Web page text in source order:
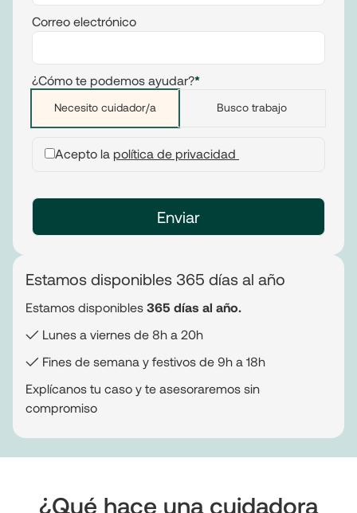
Correo electrónico
¿Cómo te podemos ayudar?*
Necesito cuidador/a Busco trabajo
Acepto la política de privacidad
Estamos disponibles 365 días al año
Estamos disponibles 365 días al año.
✓ Lunes a viernes de 8h a 20h
✓ Fines de semana y festivos de 9h a 18h
Explícanos tu caso y te asesoraremos sin
compromiso
¿Qué hace una cuidadora